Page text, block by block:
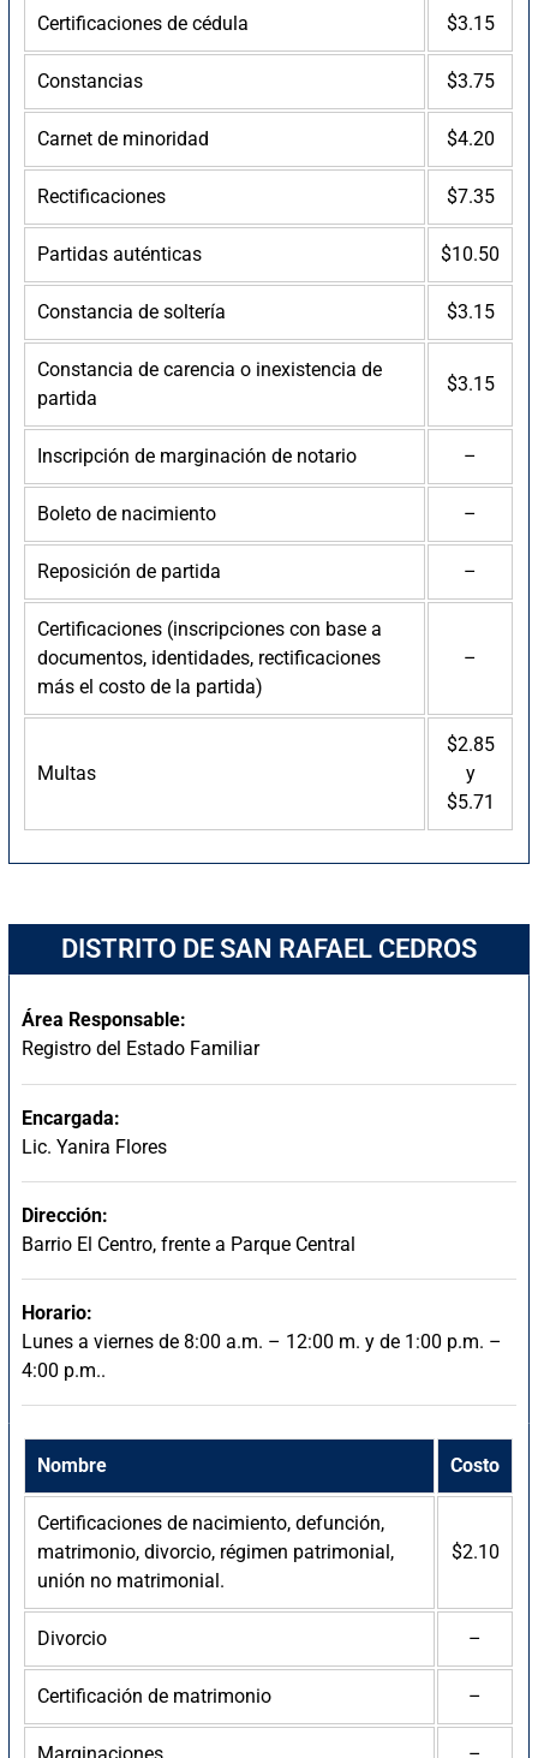
Certificaciones de cédula $3.15
Constancias $3.75
Carnet de minoridad $4.20
Rectificaciones $7.35
Partidas auténticas $10.50
Constancia de soltería $3.15
Constancia de carencia o inexistencia de
partida
$3.15
Inscripción de marginación de notario –
Boleto de nacimiento –
Reposición de partida –
Certificaciones (inscripciones con base a
documentos, identidades, rectificaciones
más el costo de la partida)
–
Multas
$2.85
y
$5.71
DISTRITO DE SAN RAFAEL CEDROS
Área Responsable:
Registro del Estado Familiar
Encargada:
Lic. Yanira Flores
Dirección:
Barrio El Centro, frente a Parque Central
Horario:
Lunes a viernes de 8:00 a.m. – 12:00 m. y de 1:00 p.m. –
4:00 p.m..
Nombre Costo
Certificaciones de nacimiento, defunción,
matrimonio, divorcio, régimen patrimonial,
unión no matrimonial.
$2.10
Divorcio –
Certificación de matrimonio –
Marginaciones –